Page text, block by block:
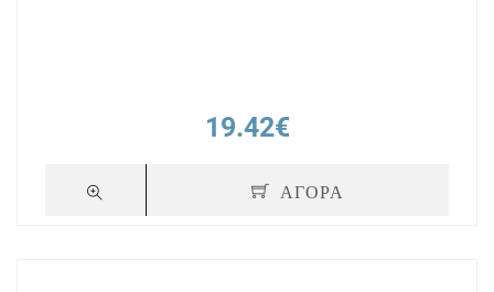
19.42€
ΑΓΟΡΑ